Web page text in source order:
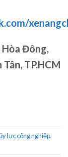
Đông,
TP.HCM
lực công nghiệp.